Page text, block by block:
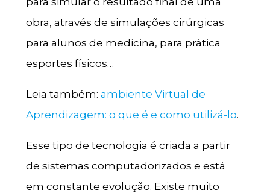
obra, através de simulações cirúrgicas
para alunos de medicina, para prática
esportes físicos…
Leia também: ambiente Virtual de
Aprendizagem: o que é e como utilizá-lo.
Esse tipo de tecnologia é criada a partir
de sistemas computadorizados e está
em constante evolução. Existe muito